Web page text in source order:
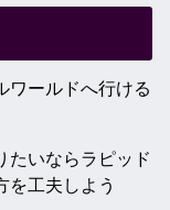
ワールドへ行ける
たいならラピッド
を工夫しよう